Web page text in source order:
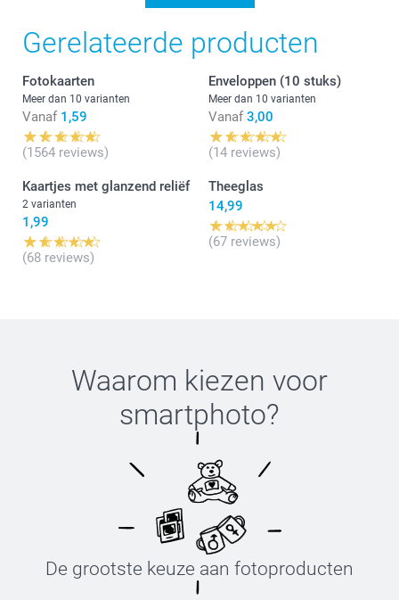
Gerelateerde producten
Fotokaarten
Meer dan 10 varianten
Vanaf 1,59
(1564 reviews)
Enveloppen (10 stuks)
Meer dan 10 varianten
Vanaf 3,00
(14 reviews)
Kaartjes met glanzend reliëf
2 varianten
1,99
(68 reviews)
Theeglas
14,99
(67 reviews)
Waarom kiezen voor
smartphoto?
De grootste keuze aan fotoproducten